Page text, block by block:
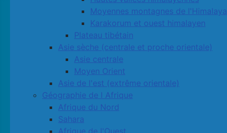
Moyennes montagnes de l'Himalaya
Karakorum et ouest himalayen
Plateau tibétain
Asie sèche (centrale et proche orientale)
Asie centrale
Moyen Orient
Asie de l'est (extrême orientale)
Géographie de l Afrique
Afrique du Nord
Sahara
Afrique de l'Ouest